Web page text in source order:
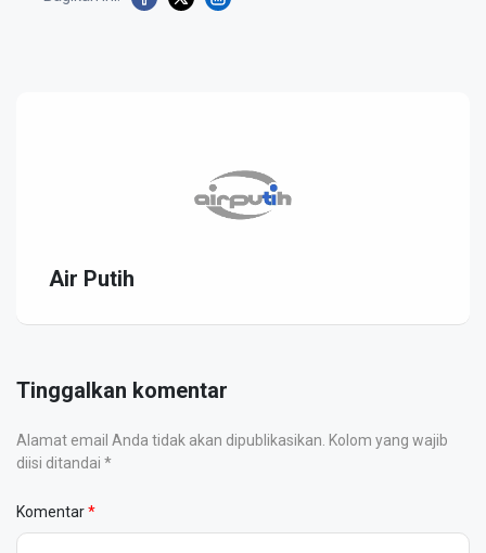
Air Putih
Tinggalkan komentar
Alamat email Anda tidak akan dipublikasikan. Kolom yang wajib
diisi ditandai *
Komentar